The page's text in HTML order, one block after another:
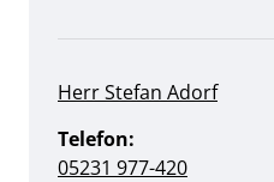
Herr Stefan Adorf
Telefon:
05231 977-420